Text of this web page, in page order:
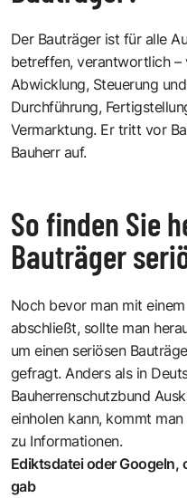
Der Bauträger ist für alle
betreffen, verantwortlich
Abwicklung, Steuerung
Durchführung,
Vermarktung. Er tritt vor
Bauherr auf.
So finden Sie
Bauträger
Noch bevor man mit
abschließt, sollte man
um einen seriösen
gefragt. Anders als in
Bauherrenschutzbund
einholen kann, kommt
zu Informationen.
Ediktsdatei oder Googeln,
gab